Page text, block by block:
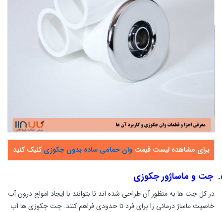
برای مشاهده لیست قیمتوان حمامی ساده بدون جکوزیکلیک کنید
جت و ماساژور جکوزی
در کل جت ها به منظور آن طراحی شده اند تا بتوانند با ایجاد امواج درون آب
خاصیت ماساژ درمانی را برای فرد تا حدودی فراهم کنند. جت جکوزی ها آب